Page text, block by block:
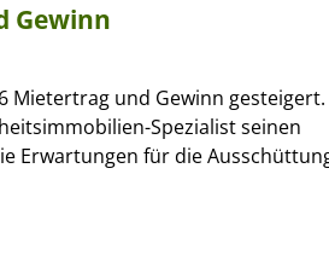
Gewinn
Mietertrag und Gewinn gesteigert.
Spezialist seinen
Erwartungen für die